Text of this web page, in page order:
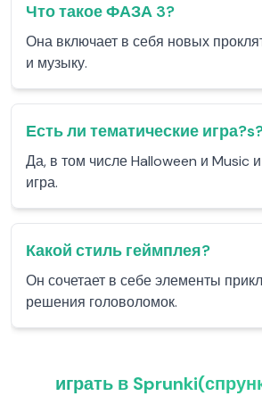
Что такое ФАЗА 3?
Она включает в себя новых
и музыку.
Есть ли тематические
Да, в том числе Halloween и Music
игра.
Какой стиль геймплея?
Он сочетает в себе элементы
решения головоломок.
играть в